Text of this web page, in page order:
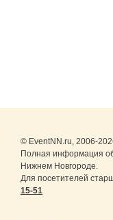
© EventNN.ru, 2006-
Полная информация
Нижнем Новгороде.
Для посетителей
15-51